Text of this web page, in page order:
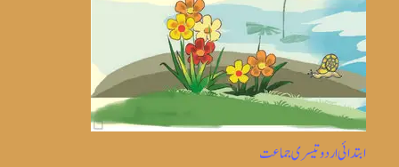
ابتدائی اردو تیسری جماعت